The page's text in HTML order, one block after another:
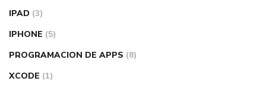
IPAD (3)
IPHONE (5)
PROGRAMACION DE APPS (8)
XCODE (1)